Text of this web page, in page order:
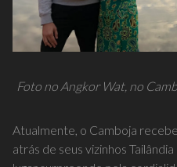
Foto no Angkor Wat, no
Atualmente, o Camboja
atrás de seus vizinhos